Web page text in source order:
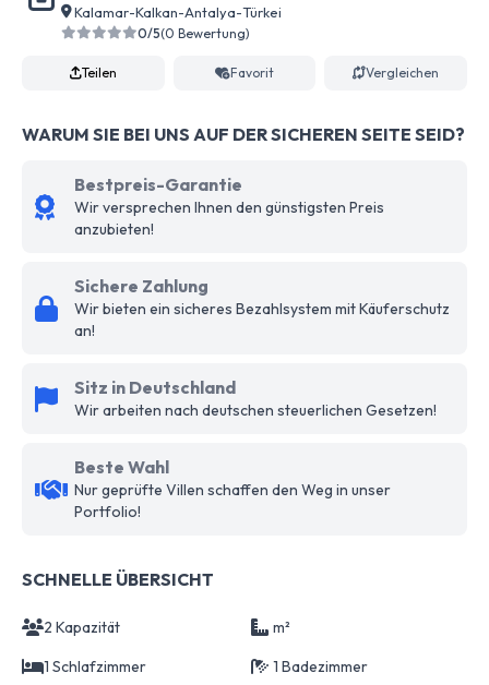
Kalamar-Kalkan-Antalya-Türkei
0/5(0 Bewertung)
Teilen Favorit Vergleichen
WARUM SIE BEI UNS AUF DER SICHEREN SEITE SEID?
Bestpreis-Garantie
Wir versprechen Ihnen den günstigsten Preis
anzubieten!
Sichere Zahlung
Wir bieten ein sicheres Bezahlsystem mit Käuferschutz
an!
Sitz in Deutschland
Wir arbeiten nach deutschen steuerlichen Gesetzen!
Beste Wahl
Nur geprüfte Villen schaffen den Weg in unser
Portfolio!
SCHNELLE ÜBERSICHT
2 Kapazität
m²
1 Schlafzimmer
1 Badezimmer